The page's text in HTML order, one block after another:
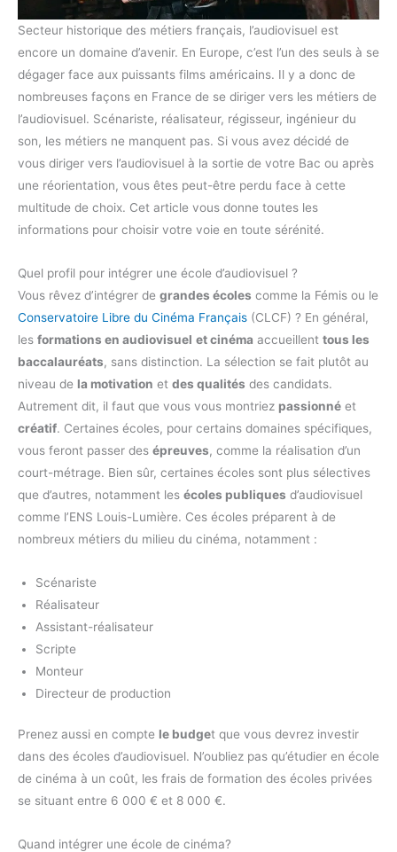
Secteur historique des métiers français, l’audiovisuel est
encore un domaine d’avenir. En Europe, c’est l’un des seuls à se
dégager face aux puissants films américains. Il y a donc de
nombreuses façons en France de se diriger vers les métiers de
l’audiovisuel. Scénariste, réalisateur, régisseur, ingénieur du
son, les métiers ne manquent pas. Si vous avez décidé de
vous diriger vers l’audiovisuel à la sortie de votre Bac ou après
une réorientation, vous êtes peut-être perdu face à cette
multitude de choix. Cet article vous donne toutes les
informations pour choisir votre voie en toute sérénité.
Quel profil pour intégrer une école d’audiovisuel ?
Vous rêvez d’intégrer de grandes écoles comme la Fémis ou le
Conservatoire Libre du Cinéma Français (CLCF) ? En général,
les formations en audiovisuel et cinéma accueillent tous les
baccalauréats, sans distinction. La sélection se fait plutôt au
niveau de la motivation et des qualités des candidats.
Autrement dit, il faut que vous vous montriez passionné et
créatif. Certaines écoles, pour certains domaines spécifiques,
vous feront passer des épreuves, comme la réalisation d’un
court-métrage. Bien sûr, certaines écoles sont plus sélectives
que d’autres, notamment les écoles publiques d’audiovisuel
comme l’ENS Louis-Lumière. Ces écoles préparent à de
nombreux métiers du milieu du cinéma, notamment :
Scénariste
Réalisateur
Assistant-réalisateur
Scripte
Monteur
Directeur de production
Prenez aussi en compte le budget que vous devrez investir
dans des écoles d’audiovisuel. N’oubliez pas qu’étudier en école
de cinéma à un coût, les frais de formation des écoles privées
se situant entre 6 000 € et 8 000 €.
Quand intégrer une école de cinéma?